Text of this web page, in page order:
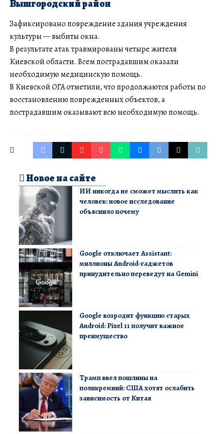
Вышгородский район
Зафиксировано повреждение здания учреждения
культуры — выбиты окна.
В результате атак травмированы четыре жителя
Киевской области. Всем пострадавшим оказали
необходимую медицинскую помощь.
В Киевской ОГА отметили, что продолжаются работы по
восстановлению поврежденных объектов, а
пострадавшим оказывают всю необходимую помощь.
Новое на сайте
ИИ никогда не сможет мыслить как
человек: новое исследование
объяснило почему
Google отключает Assistant:
миллионы Android-гаджетов
принудительно переведут на Gemini
Google возродит функцию старых
Android: Pixel 11 получит важное
преимущество
Трамп ввел пошлины на
поликремний: США хотят ослабить
зависимость от Китая